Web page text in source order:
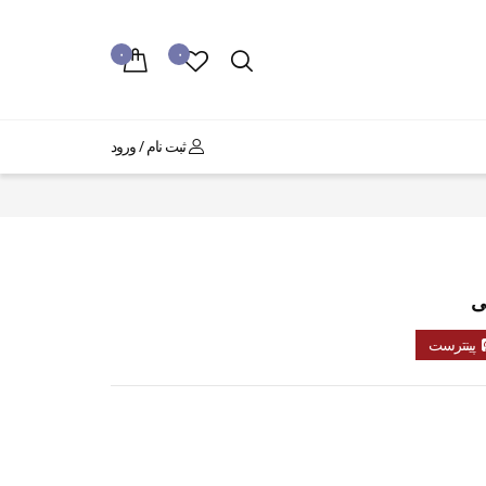
۰ ۰
ثبت نام / ورود
پینترست